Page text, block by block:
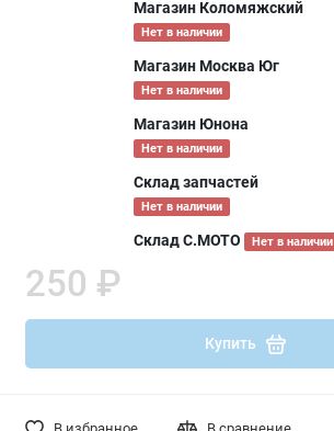
Магазин Коломяжский
Нет в наличии
Магазин Москва Юг
Нет в наличии
Магазин Юнона
Нет в наличии
Склад запчастей
Нет в наличии
Склад С.МОТО Нет в наличии
250 ₽
Купить